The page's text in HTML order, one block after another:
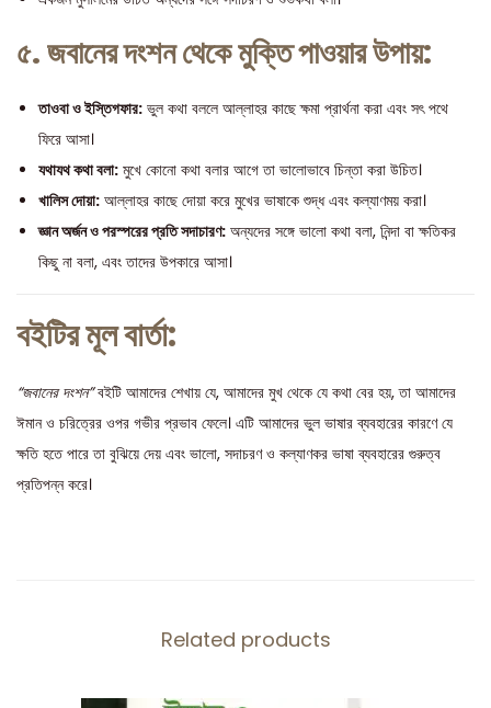
৫. জবানের দংশন থেকে মুক্তি পাওয়ার উপায়:
তাওবা ও ইস্তিগফার: ভুল কথা বললে আল্লাহর কাছে ক্ষমা প্রার্থনা করা এবং সৎ পথে
ফিরে আসা।
যথাযথ কথা বলা: মুখে কোনো কথা বলার আগে তা ভালোভাবে চিন্তা করা উচিত।
খালিস দোয়া: আল্লাহর কাছে দোয়া করে মুখের ভাষাকে শুদ্ধ এবং কল্যাণময় করা।
জ্ঞান অর্জন ও পরস্পরের প্রতি সদাচারণ: অন্যদের সঙ্গে ভালো কথা বলা, নিন্দা বা ক্ষতিকর
কিছু না বলা, এবং তাদের উপকারে আসা।
বইটির মূল বার্তা:
“জবানের দংশন”বইটি আমাদের শেখায় যে, আমাদের মুখ থেকে যে কথা বের হয়, তা আমাদের
ঈমান ও চরিত্রের ওপর গভীর প্রভাব ফেলে। এটি আমাদের ভুল ভাষার ব্যবহারের কারণে যে
ক্ষতি হতে পারে তা বুঝিয়ে দেয় এবং ভালো, সদাচরণ ও কল্যাণকর ভাষা ব্যবহারের গুরুত্ব
প্রতিপন্ন করে।
Related products